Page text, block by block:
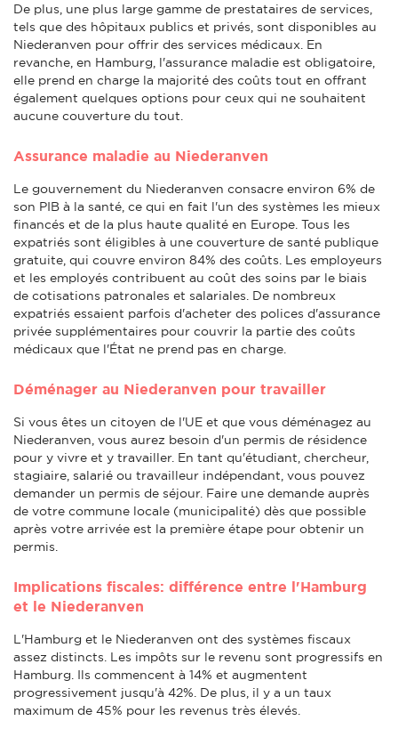
De plus, une plus large gamme de prestataires de services,
tels que des hôpitaux publics et privés, sont disponibles au
Niederanven pour offrir des services médicaux. En
revanche, en Hamburg, l'assurance maladie est obligatoire,
elle prend en charge la majorité des coûts tout en offrant
également quelques options pour ceux qui ne souhaitent
aucune couverture du tout.
Assurance maladie au Niederanven
Le gouvernement du Niederanven consacre environ 6% de
son PIB à la santé, ce qui en fait l'un des systèmes les mieux
financés et de la plus haute qualité en Europe. Tous les
expatriés sont éligibles à une couverture de santé publique
gratuite, qui couvre environ 84% des coûts. Les employeurs
et les employés contribuent au coût des soins par le biais
de cotisations patronales et salariales. De nombreux
expatriés essaient parfois d'acheter des polices d'assurance
privée supplémentaires pour couvrir la partie des coûts
médicaux que l'État ne prend pas en charge.
Déménager au Niederanven pour travailler
Si vous êtes un citoyen de l'UE et que vous déménagez au
Niederanven, vous aurez besoin d'un permis de résidence
pour y vivre et y travailler. En tant qu'étudiant, chercheur,
stagiaire, salarié ou travailleur indépendant, vous pouvez
demander un permis de séjour. Faire une demande auprès
de votre commune locale (municipalité) dès que possible
après votre arrivée est la première étape pour obtenir un
permis.
Implications fiscales: différence entre l'Hamburg
et le Niederanven
L'Hamburg et le Niederanven ont des systèmes fiscaux
assez distincts. Les impôts sur le revenu sont progressifs en
Hamburg. Ils commencent à 14% et augmentent
progressivement jusqu'à 42%. De plus, il y a un taux
maximum de 45% pour les revenus très élevés.